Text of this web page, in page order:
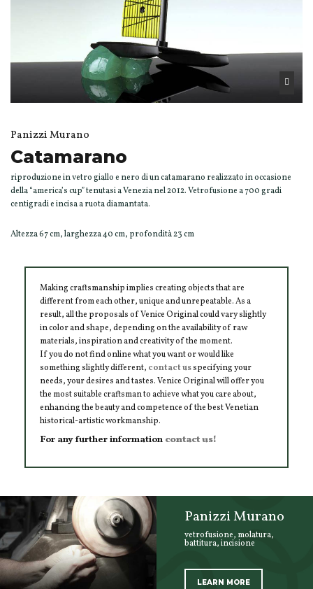
Panizzi Murano
Catamarano
riproduzione in vetro giallo e nero di un catamarano realizzato in occasione
della “america’s cup” tenutasi a Venezia nel 2012. Vetrofusione a 700 gradi
centigradi e incisa a ruota diamantata.
Altezza 67 cm, larghezza 40 cm, profondità 23 cm
Making craftsmanship implies creating objects that are
different from each other, unique and unrepeatable. As a
result, all the proposals of Venice Original could vary slightly
in color and shape, depending on the availability of raw
materials, inspiration and creativity of the moment.
If you do not find online what you want or would like
something slightly different, contact usspecifying your
needs, your desires and tastes. Venice Original will offer you
the most suitable craftsman to achieve what you care about,
enhancing the beauty and competence of the best Venetian
historical-artistic workmanship.
For any further information contact us!
Panizzi Murano
vetrofusione, molatura,
battitura, incisione
LEARN MORE